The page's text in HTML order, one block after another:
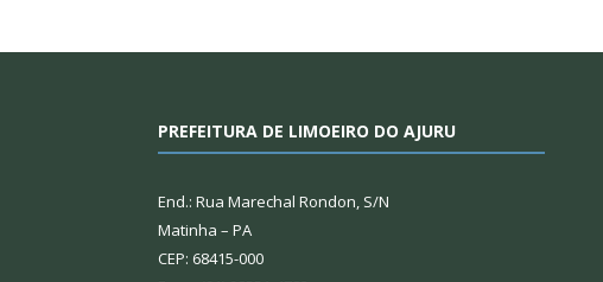
PREFEITURA DE LIMOEIRO DO AJURU
End.: Rua Marechal Rondon, S/N
Matinha – PA
CEP: 68415-000